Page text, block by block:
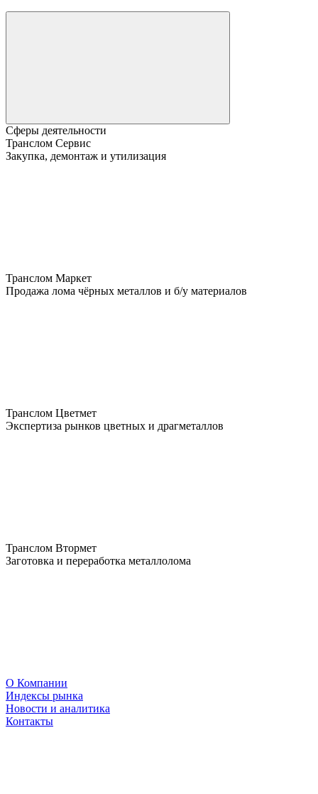
Сферы деятельности
Транслом Сервис
Закупка, демонтаж и утилизация
Транслом Маркет
Продажа лома чёрных металлов и б/у материалов
Транслом Цветмет
Экспертиза рынков цветных и драгметаллов
Транслом Втормет
Заготовка и переработка металлолома
О Компании
Индексы рынка
Новости и аналитика
Контакты